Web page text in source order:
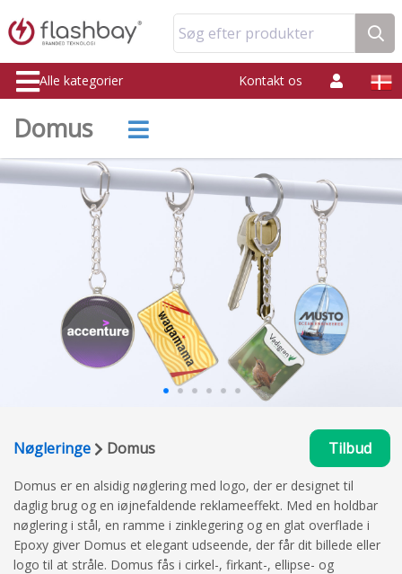
Søg efter produkter
Alle kategorier Kontakt os
Domus
Nøgleringe Domus Tilbud
Domus er en alsidig nøglering med logo, der er designet til
daglig brug og en iøjnefaldende reklameeffekt. Med en holdbar
nøglering i stål, en ramme i zinklegering og en glat overflade i
Epoxy giver Domus et elegant udseende, der får dit billede eller
logo til at stråle. Domus fås i cirkel-, firkant-, ellipse- og